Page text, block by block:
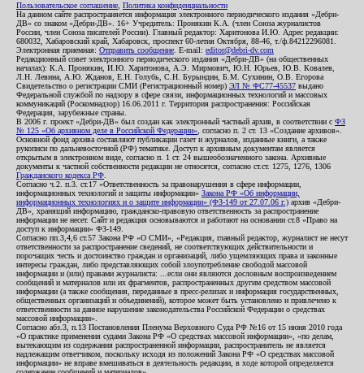
Пользовательское соглашение Политика конфиденциальности
На данном сайте распространяется информация электронного периодического издания «Дебри-
ДВ» со знаком «Дебри-ДВ». 16+ Учредитель: Пронякин К.А. (член Союза журналистов
России, член Союза писателей России). Главный редактор: Харитонова И.Ю. Адрес редакции:
680032, Хабаровский край, Хабаровск, проспект 60-летия Октября, 88-46, т./ф.84212296081.
Электронная приемная: Отправить сообщение . E-mail: editor@debri-dv.com
Редакционный совет электронного периодического издания «Дебри-ДВ» (на общественных
началах): К.А. Пронякин, И.Ю. Харитонова, А.Э. Мирмович, Ю.Н. Юрьев, Ю.В. Ковалев,
Л.Н. Левина, А.Ю. Жданов, Е.Н. Голубь, С.Н. Бурындин, Б.М. Сухинин, О.В. Егорова
Свидетельство о регистрации СМИ (Регистрационный номер) ЭЛ № ФС77-45537 выдано
Федеральной службой по надзору в сфере связи, информационных технологий и массовых
коммуникаций (Роскомнадзор) 16.06.2011 г. Территория распространения: Российская
Федерация, зарубежные страны.
В 2006 г. проект «Дебри-ДВ» был создан как электронный частный архив, в соответствии с ФЗ
№ 125 «Об архивном деле в Российской Федерации» , согласно п. 2 ст. 13 «Создание архивов».
Основной фонд архива составляют публикации газет и журналов, изданные книги, а также
рукописи по дальневосточной (РФ) тематике. Доступ к архивным документам является
открытым в электронном виде, согласно п. 1 ст. 24 вышеобозначенного закона. Архивные
документы к частной собственности редакции не относятся, согласно ст.ст. 1275, 1276, 1306
Гражданского кодекса РФ
Согласно ч.2. п.3. ст.17 «Ответственность за правонарушения в сфере информации,
информационных технологий и защиты информации» Закона РФ «Об информации,
информационных технологиях и о защите информации» (ФЗ-149 от 27.07.06 г.) архив «Дебри-
ДВ», хранящий информацию, гражданско-правовую ответственность за распространение
информации не несет. Сайт и редакция основываются и работают на основании ст.8 «Право на
доступ к информации» ФЗ-149.
Согласно пп.3,4,6 ст.57 Закона РФ «О СМИ», «Редакция, главный редактор, журналист не несут
ответственности за распространение сведений, не соответствующих действительности и
порочащих честь и достоинство граждан и организаций, либо ущемляющих права и законные
интересы граждан, либо представляющих собой злоупотребление свободой массовой
информации и (или) правами журналиста: ...если они являются дословным воспроизведением
сообщений и материалов или их фрагментов, распространенных другим средством массовой
информации (а также сообщения, переданные в пресс-релизах и информация государственных,
общественных организаций и объединений), которое может быть установлено и привлечено к
ответственности за данное нарушение законодательства Российской Федерации о средствах
массовой информации».
Согласно абз.3, п.13 Постановления Пленума Верховного Суда РФ №16 от 15 июня 2010 года
«О практике применения судами Закона РФ «О средствах массовой информации», «по делам,
вытекающим из содержания распространенной информации, распространитель не является
надлежащим ответчиком, поскольку исходя из положений Закона РФ «О средствах массовой
информации» не вправе вмешиваться в деятельность редакции, в ходе которой определяется